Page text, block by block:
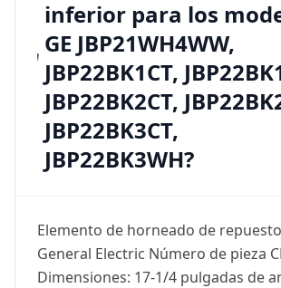
inferior para los
GE JBP21WH4WW,
JBP22BK1CT,
JBP22BK2CT,
JBP22BK3CT,
JBP22BK3WH?
Elemento de horneado de
General Electric Número de pieza
Dimensiones: 17-1/4 pulgadas de